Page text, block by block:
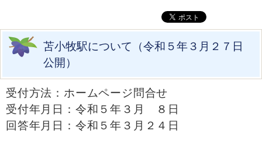
苫小牧駅について（令和５年３月２７日
公開）
受付方法：ホームページ問合せ
受付年月日：令和５年３月 ８日
回答年月日：令和５年３月２４日